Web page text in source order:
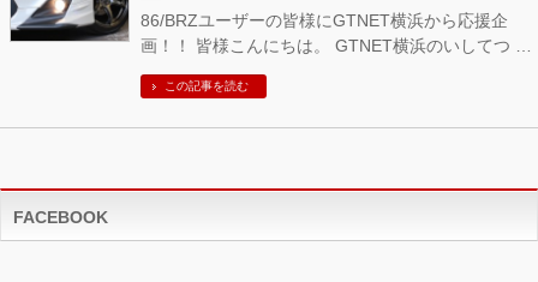
86/BRZユーザーの皆様にGTNET横浜から応援企
画！！ 皆様こんにちは。 GTNET横浜のいしてつ …
この記事を読む
FACEBOOK